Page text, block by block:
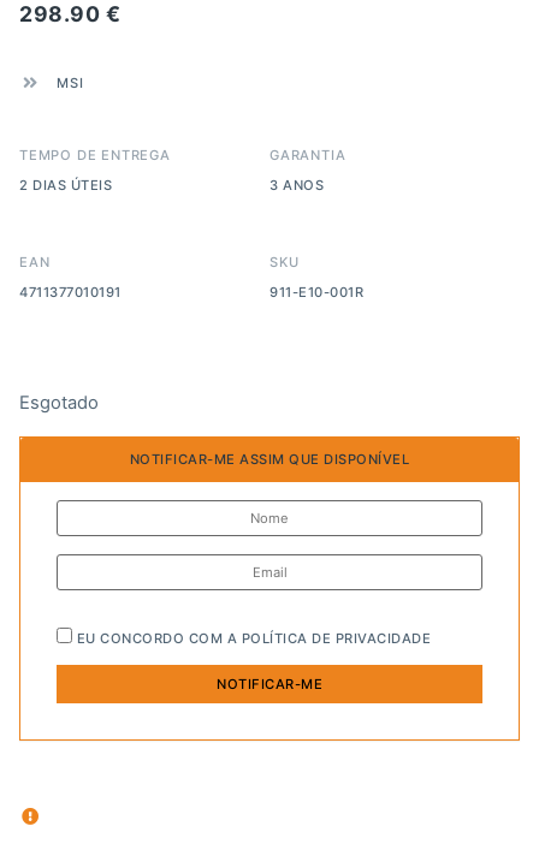
298.90 €
MSI
TEMPO DE ENTREGA
2 DIAS ÚTEIS
GARANTIA
3 ANOS
EAN
4711377010191
SKU
911-E10-001R
Esgotado
NOTIFICAR-ME ASSIM QUE DISPONÍVEL
EU CONCORDO COM A POLÍTICA DE PRIVACIDADE